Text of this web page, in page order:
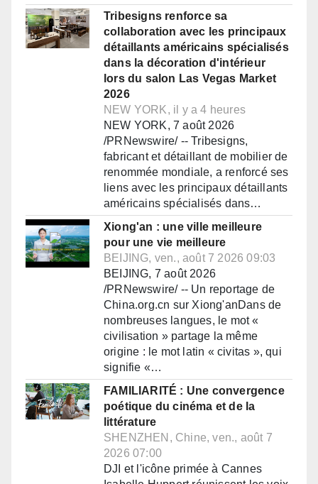
Tribesigns renforce sa
collaboration avec les principaux
détaillants américains spécialisés
dans la décoration d'intérieur
lors du salon Las Vegas Market
2026
NEW YORK, il y a 4 heures
NEW YORK, 7 août 2026
/PRNewswire/ -- Tribesigns,
fabricant et détaillant de mobilier de
renommée mondiale, a renforcé ses
liens avec les principaux détaillants
américains spécialisés dans…
Xiong'an : une ville meilleure
pour une vie meilleure
BEIJING, ven., août 7 2026 09:03
BEIJING, 7 août 2026
/PRNewswire/ -- Un reportage de
China.org.cn sur Xiong'anDans de
nombreuses langues, le mot «
civilisation » partage la même
origine : le mot latin « civitas », qui
signifie «…
FAMILIARITÉ : Une convergence
poétique du cinéma et de la
littérature
SHENZHEN, Chine, ven., août 7
2026 07:00
DJI et l'icône primée à Cannes